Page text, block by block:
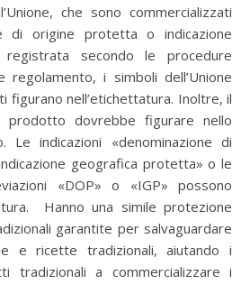
che sono commercializzati
di origine protetta o indicazione
secondo le procedure
i simboli dell’Unione
figurano nell’etichettatura. Inoltre, il
dovrebbe figurare nello
Le indicazioni «denominazione di
geografica protetta» o le
«DOP» o «IGP» possono
Hanno una simile protezione
garantite per salvaguardare
e ricette tradizionali, aiutando i
tradizionali a commercializzare i